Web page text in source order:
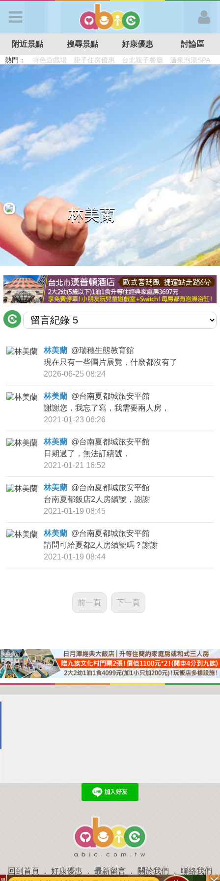
APP登入
首 頁
搜尋景點
好康優惠
最新留言
商家合作
推薦景點
討論區
聯絡我們
APP下載
附近景點 搜尋景點 好康優惠 討論區
熱門： 溜滑梯民宿 觀光工廠 DIY摘果
日本親子景點
特色遊戲場
親子住房優惠 台北親子餐廳 溫泉泡湯SPA
林美蘭
林美蘭 @瑞穗生態教育館
現在只有一些圖片展覽，什麼都沒有了
2026-06-25 08:24
林美蘭 @台南夏都城旅安平館
謝謝您，我忘了寫，我需要兩人房，
2021-01-23 06:26
林美蘭 @台南夏都城旅安平館
日期過了，無法訂續號，
2021-01-21 16:52
林美蘭 @台南夏都城旅安平館
台南夏都飯店2人房續號，謝謝
2021-01-19 08:45
林美蘭 @台南夏都城旅安平館
請問可給夏都2人房續號嗎？謝謝
2021-01-19 08:44
前一頁 下一頁
回到首頁 ． 好康優惠 ． 最新留言 ． 關於我們 ． 聯絡我們